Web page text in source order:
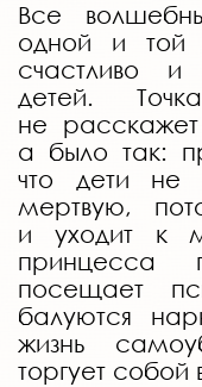
Все
одной и
счастливо и
детей.
не
а было так:
что дети не
мертвую,
и уходит к
принцесса
посещает
балуются
жизнь
торгует